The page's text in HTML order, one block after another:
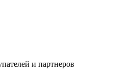
и партнеров